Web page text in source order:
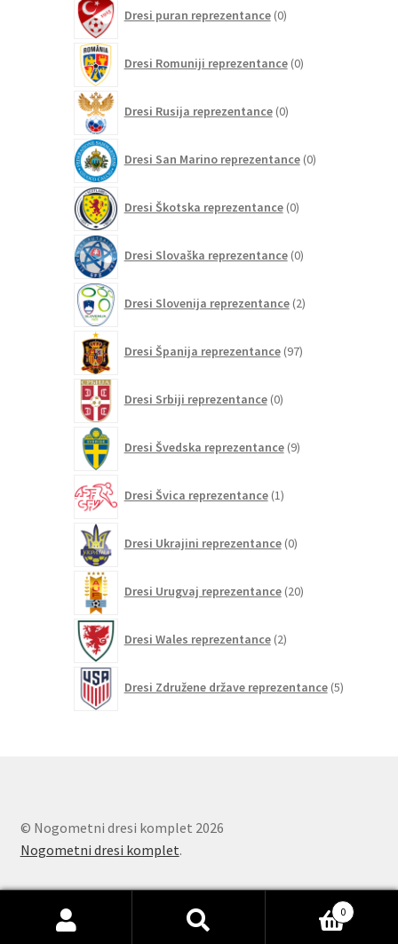
Dresi puran reprezentance 0izdelkov
Dresi Romuniji reprezentance 0izdelkov
Dresi Rusija reprezentance 0izdelkov
Dresi San Marino reprezentance 0izdelkov
Dresi Škotska reprezentance 0izdelkov
Dresi Slovaška reprezentance 0izdelkov
Dresi Slovenija reprezentance 2izdelka
Dresi Španija reprezentance 97izdelkov
Dresi Srbiji reprezentance 0izdelkov
Dresi Švedska reprezentance 9izdelkov
Dresi Švica reprezentance 1izdelek
Dresi Ukrajini reprezentance 0izdelkov
Dresi Urugvaj reprezentance 20izdelkov
Dresi Wales reprezentance 2izdelka
Dresi Združene države reprezentance 5izdelkov
© Nogometni dresi komplet 2026
Nogometni dresi komplet.
0